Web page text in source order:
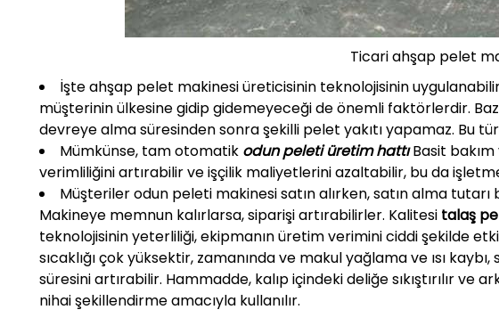
Ticari ahşap pelet
İşte ahşap pelet makinesi üreticisinin teknolojisinin
müşterinin ülkesine gidip gidemeyeceği de önemli faktörlerdir.
devreye alma süresinden sonra şekilli pelet yakıtı yapamaz. Bu
Mümkünse, tam otomatik odun peleti üretim hattı Basit
verimliliğini artırabilir ve işçilik maliyetlerini azaltabilir, bu da
Müşteriler odun peleti makinesi satın alırken, satın alma
Makineye memnun kalırlarsa, siparişi artırabilirler. Kalitesi talaş
teknolojisinin yeterliliği, ekipmanın üretim verimini ciddi şekilde
sıcaklığı çok yüksektir, zamanında ve makul yağlama ve ısı
süresini artırabilir. Hammadde, kalıp içindeki deliğe sıkıştırılır
nihai şekillendirme amacıyla kullanılır.